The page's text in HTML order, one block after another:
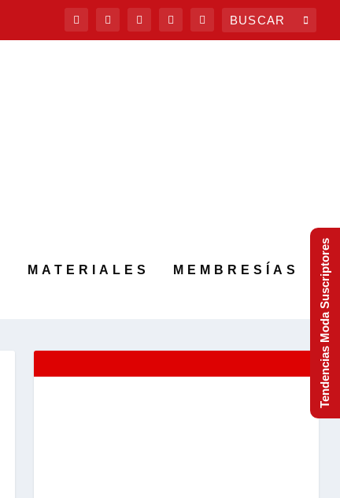
MATERIALES MEMBRESÍAS Tendencias Moda Suscriptores